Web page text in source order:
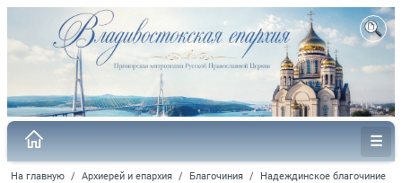
На главную / Архиерей и епархия / Благочиния / Надеждинское благочиние